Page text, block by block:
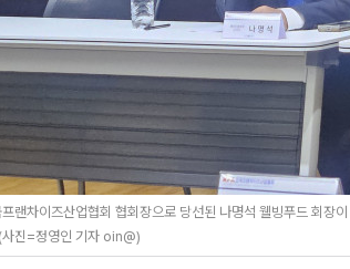
랜차이즈산업협회 협회장으로 당선된 나명석 웰빙푸드 회장
사진=정영인 기자 oin@)